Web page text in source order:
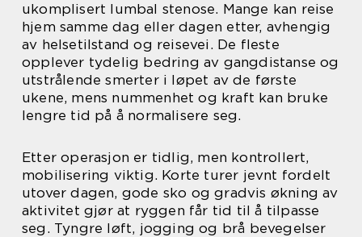
ukomplisert lumbal stenose. Mange kan reise
hjem samme dag eller dagen etter, avhengig
av helsetilstand og reisevei. De fleste
opplever tydelig bedring av gangdistanse og
utstrålende smerter i løpet av de første
ukene, mens nummenhet og kraft kan bruke
lengre tid på å normalisere seg.
Etter operasjon er tidlig, men kontrollert,
mobilisering viktig. Korte turer jevnt fordelt
utover dagen, gode sko og gradvis økning av
aktivitet gjør at ryggen får tid til å tilpasse
seg. Tyngre løft, jogging og brå bevegelser